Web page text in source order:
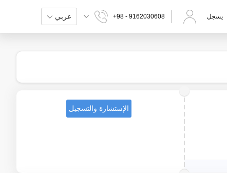
يسجل +98 - 9162030608 عربي
الإستشارة والتسجيل